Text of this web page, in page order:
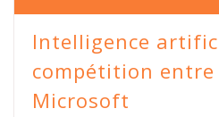
Intelligence
compétition entre
Microsoft